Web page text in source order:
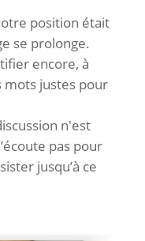
position était
se prolonge.
encore, à
justes pour
n'est
pas pour
jusqu’à ce